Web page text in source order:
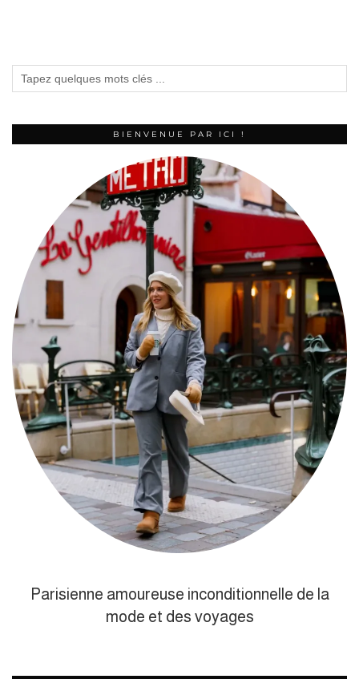
BIENVENUE PAR ICI !
Parisienne amoureuse inconditionnelle de la
mode et des voyages